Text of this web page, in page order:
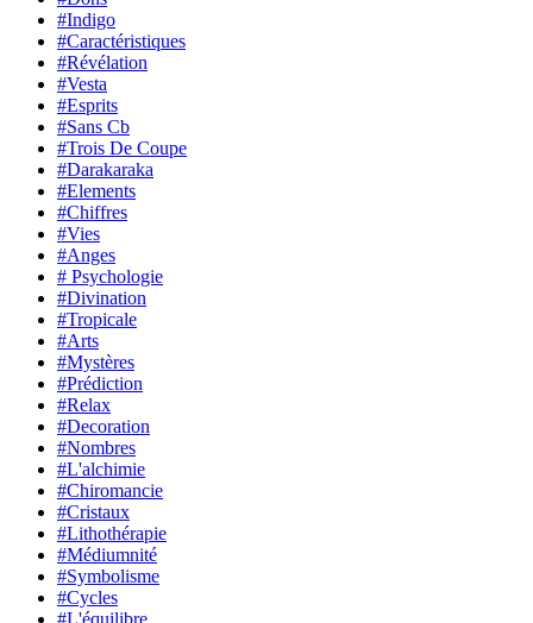
#Indigo
#Caractéristiques
#Révélation
#Vesta
#Esprits
#Sans Cb
#Trois De Coupe
#Darakaraka
#Elements
#Chiffres
#Vies
#Anges
# Psychologie
#Divination
#Tropicale
#Arts
#Mystères
#Prédiction
#Relax
#Decoration
#Nombres
#L'alchimie
#Chiromancie
#Cristaux
#Lithothérapie
#Médiumnité
#Symbolisme
#Cycles
#L'équilibre